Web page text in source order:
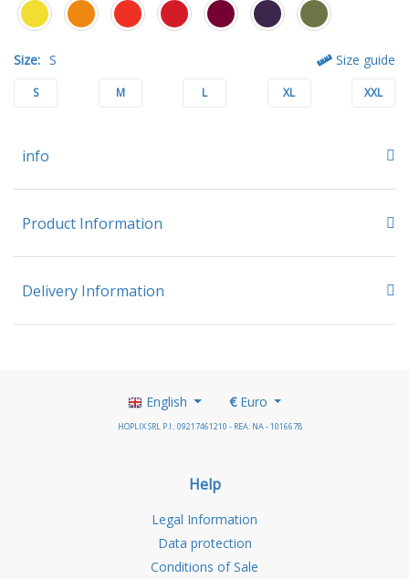
Size: S Size guide
S M L XL XXL
info
Product Information
Delivery Information
English €Euro
HOPLIX SRL P.I.: 09217461210 - REA: NA - 1016678
Help
Legal Information
Data protection
Conditions of Sale